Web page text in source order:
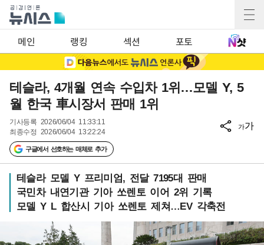
메인 랭킹 섹션 포토
테슬라, 4개월 연속 수입차 1위…모델 Y, 5
월 한국 車시장서 판매 1위
기사등록 2026/06/04 11:33:11
최종수정 2026/06/04 13:22:24
구글에서 선호하는 매체로 추가
가가
테슬라 모델 Y 프리미엄, 전달 7195대 판매
국민차 내연기관 기아 쏘렌토 이어 2위 기록
모델 Y L 합산시 기아 쏘렌토 제쳐…EV 각축전